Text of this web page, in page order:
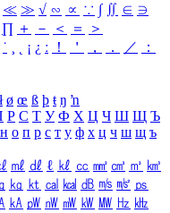
≪ ≫ √ ∽ ∝ ∵ ∫ ∬ ∈ ∋
∏ ＋ － ＜ ＝
＞
˙ ¸ ¡ ¿ ː ！ ＇ ， ． ／
：
ł ø œ ß þ ŧ ŋ ŉ
Р С Т У Ф Х Ц Ч Ш Щ Ъ
н о п р с т у ф х ц ч ш щ ъ
㎖ ㎗ ℓ ㎘ ㏄ ㎣ ㎤ ㎥ ㎦
㎏ ㏏ ㎈ ㎉ ㏈ ㎧ ㎨ ㎰
㎄ ㎺ ㎻ ㎽ ㎾ ㎿ ㎐ ㎑